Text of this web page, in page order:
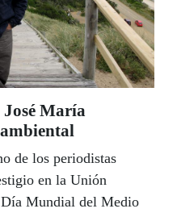
María
de los periodistas
en la Unión
Mundial del Medio